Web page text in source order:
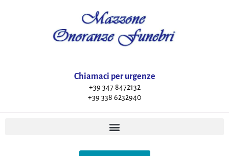
Chiamaci per urgenze
+39 347 8472132
+39 338 6232940